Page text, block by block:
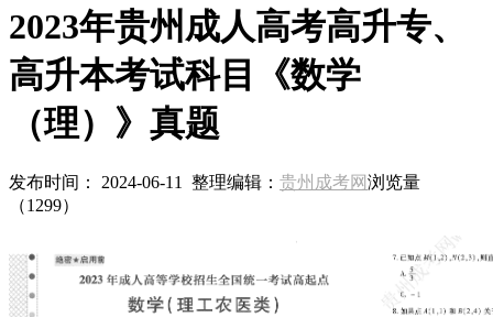
2023年贵州成人高考高升专、
高升本考试科目《数学
（理）》真题
发布时间： 2024-06-11 整理编辑： 贵州成考网浏览量
（1299）